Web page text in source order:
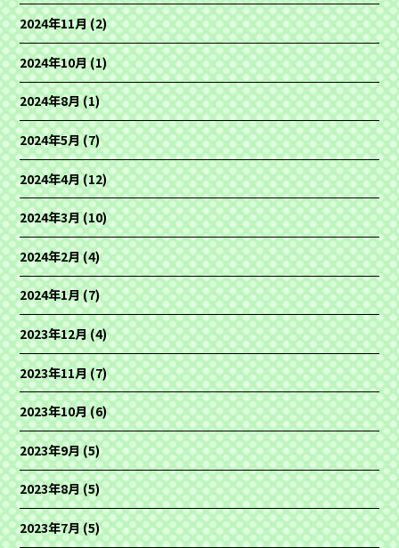
2024年11月(2)
2024年10月(1)
2024年8月(1)
2024年5月(7)
2024年4月(12)
2024年3月(10)
2024年2月(4)
2024年1月(7)
2023年12月(4)
2023年11月(7)
2023年10月(6)
2023年9月(5)
2023年8月(5)
2023年7月(5)